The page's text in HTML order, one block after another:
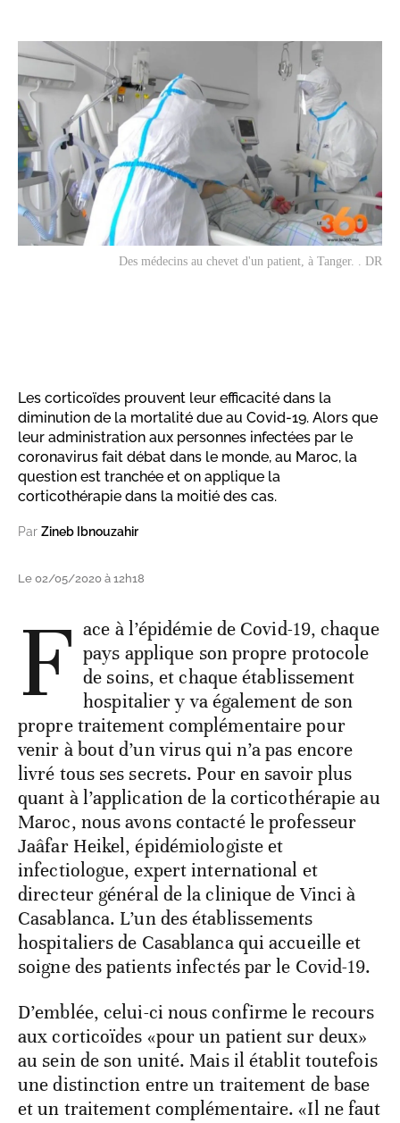
Des médecins au chevet d'un patient, à Tanger. . DR
Les corticoïdes prouvent leur efficacité dans la
diminution de la mortalité due au Covid-19. Alors que
leur administration aux personnes infectées par le
coronavirus fait débat dans le monde, au Maroc, la
question est tranchée et on applique la
corticothérapie dans la moitié des cas.
Par Zineb Ibnouzahir
Le 02/05/2020 à 12h18
F ace à l’épidémie de Covid-19, chaque
pays applique son propre protocole
de soins, et chaque établissement
hospitalier y va également de son
propre traitement complémentaire pour
venir à bout d’un virus qui n’a pas encore
livré tous ses secrets. Pour en savoir plus
quant à l’application de la corticothérapie au
Maroc, nous avons contacté le professeur
Jaâfar Heikel, épidémiologiste et
infectiologue, expert international et
directeur général de la clinique de Vinci à
Casablanca. L’un des établissements
hospitaliers de Casablanca qui accueille et
soigne des patients infectés par le Covid-19.
D’emblée, celui-ci nous confirme le recours
aux corticoïdes «pour un patient sur deux»
au sein de son unité. Mais il établit toutefois
une distinction entre un traitement de base
et un traitement complémentaire. «Il ne faut